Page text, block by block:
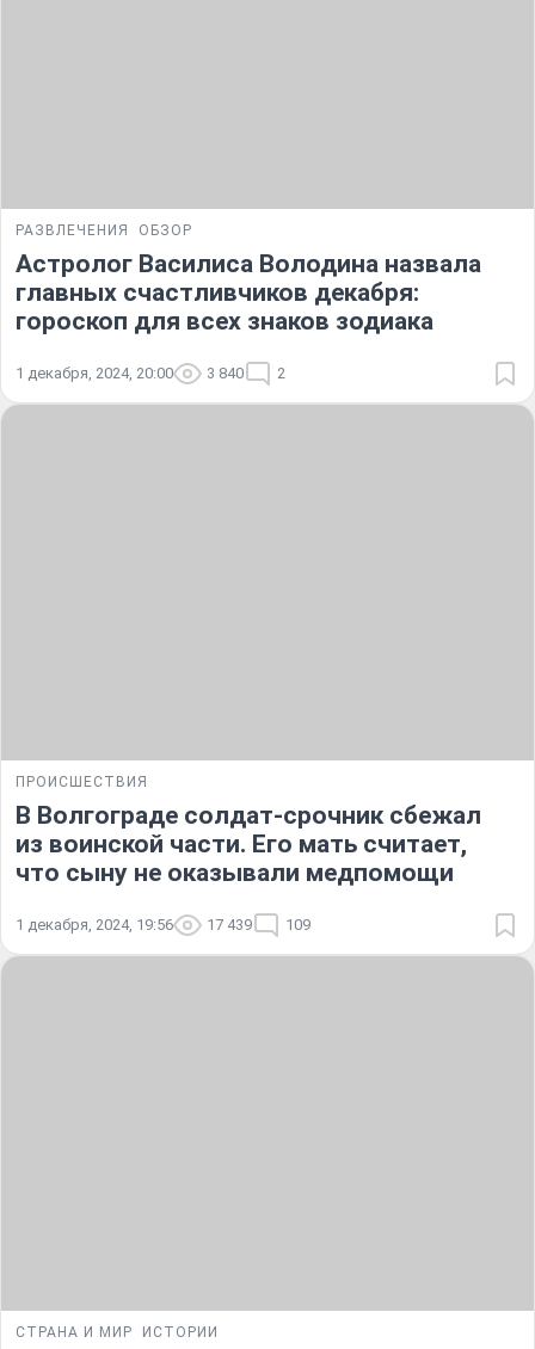
РАЗВЛЕЧЕНИЯ ОБЗОР
Астролог Василиса Володина назвала
главных счастливчиков декабря:
гороскоп для всех знаков зодиака
1 декабря, 2024, 20:00 3 840 2
ПРОИСШЕСТВИЯ
В Волгограде солдат-срочник сбежал
из воинской части. Его мать считает,
что сыну не оказывали медпомощи
1 декабря, 2024, 19:56 17 439 109
СТРАНА И МИР ИСТОРИИ